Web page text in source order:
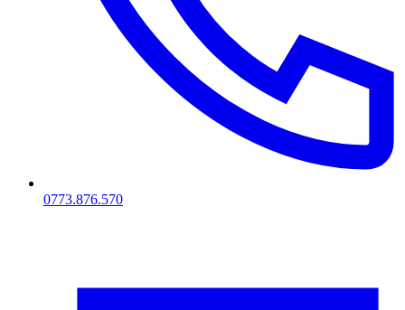
0773.876.570